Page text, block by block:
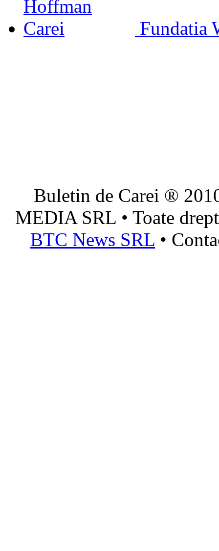
Fundatia
Buletin de Carei ®
MEDIA SRL • Toate
BTC News SRL •